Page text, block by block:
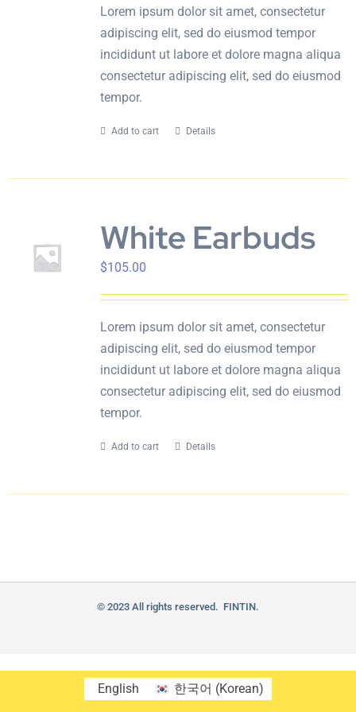
Lorem ipsum dolor sit amet, consectetur
adipiscing elit, sed do eiusmod tempor
incididunt ut labore et dolore magna aliqua
consectetur adipiscing elit, sed do eiusmod
tempor.
Add to cart Details
White Earbuds
$105.00
Lorem ipsum dolor sit amet, consectetur
adipiscing elit, sed do eiusmod tempor
incididunt ut labore et dolore magna aliqua
consectetur adipiscing elit, sed do eiusmod
tempor.
Add to cart Details
© 2023 All rights reserved. FINTIN.
English 한국어 (Korean)